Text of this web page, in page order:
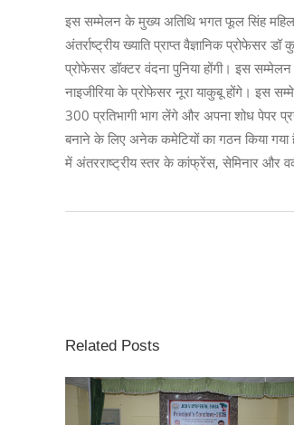
इस सम्मेलन के मुख्य अतिथि भगत फूल सिंह महिला
अंतर्राष्ट्रीय ख्याति प्राप्त वैज्ञानिक
प्रोफेसर डॉक्टर वंदना पुनिया होंगी। इस
नाइजीरिया के प्रोफेसर नूरा याकुबू होंगे। इस
300 प्रतिभागी भाग लेंगे और अपना शोध
बनाने के लिए अनेक कमेटियों का गठन किया गया है
में अंतरराष्ट्रीय स्तर के कांफ्रेंस, सेमिनार और
Related Posts